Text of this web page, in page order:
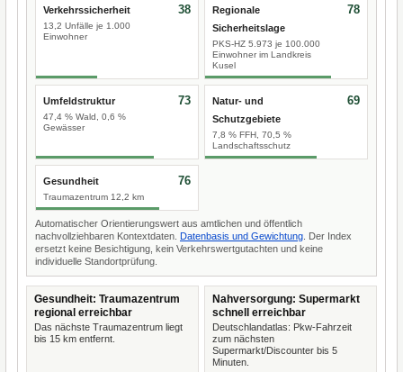
Verkehrssicherheit
13,2 Unfälle je 1.000
Einwohner
38
Regionale
Sicherheitslage
PKS-HZ 5.973 je 100.000
Einwohner im Landkreis
Kusel
78
Umfeldstruktur
47,4 % Wald, 0,6 %
Gewässer
73
Natur- und
Schutzgebiete
7,8 % FFH, 70,5 %
Landschaftsschutz
69
Gesundheit
Traumazentrum 12,2 km
76
Automatischer Orientierungswert aus amtlichen und öffentlich
nachvollziehbaren Kontextdaten. Datenbasis und Gewichtung . Der Index
ersetzt keine Besichtigung, kein Verkehrswertgutachten und keine
individuelle Standortprüfung.
Gesundheit: Traumazentrum
regional erreichbar
Das nächste Traumazentrum liegt
bis 15 km entfernt.
Nahversorgung: Supermarkt
schnell erreichbar
Deutschlandatlas: Pkw-Fahrzeit
zum nächsten
Supermarkt/Discounter bis 5
Minuten.